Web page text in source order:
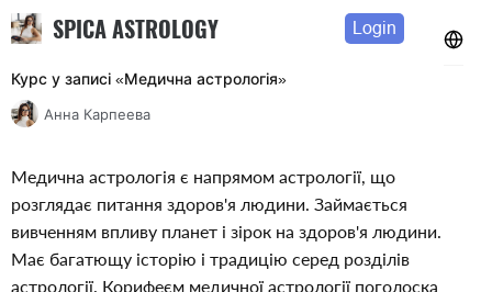
SPICA ASTROLOGY Login
Курс у записі «Медична астрологiя»
Анна Карпеева
Медична астрологія є напрямом астрології, що
розглядає питання здоров'я людини. Займається
вивченням впливу планет і зірок на здоров'я людини.
Має багатющу історію і традицію серед розділів
астрології. Корифеєм медичної астрології поголоска